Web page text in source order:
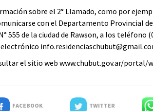
sobre el 2° Llamado, como por
con el Departamento Provincial
555 de la ciudad de Rawson, a los teléfono
electrónico
el sitio web www.chubut.gov.ar/
FACEBOOK TWITTER